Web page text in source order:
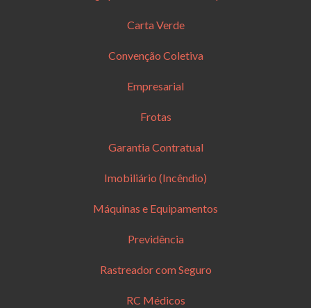
Carta Verde
Convenção Coletiva
Empresarial
Frotas
Garantia Contratual
Imobiliário (Incêndio)
Máquinas e Equipamentos
Previdência
Rastreador com Seguro
RC Médicos